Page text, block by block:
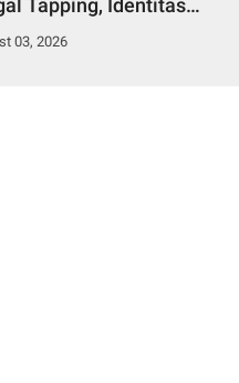
Tapping, Identitas
Pencurian Minyak
03, 2026